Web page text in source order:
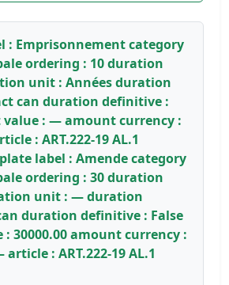
: Emprisonnement category
ordering : 10 duration
unit : Années duration
can duration definitive :
value : — amount currency :
: ART.222-19 AL.1
label : Amende category
ordering : 30 duration
unit : — duration
duration definitive : False
30000.00 amount currency :
: ART.222-19 AL.1